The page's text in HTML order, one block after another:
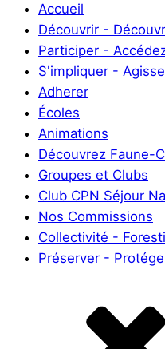
Accueil
Découvrir -
Participer -
S'impliquer -
Adherer
Écoles
Animations
Découvrez Faune-
Groupes et Clubs
Club CPN Séjour
Nos Commissions
Collectivité -
Préserver -